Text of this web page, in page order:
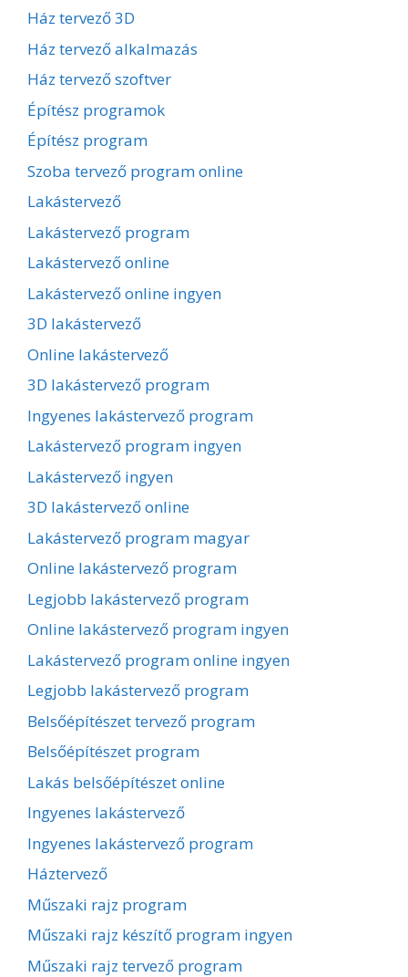
Ház tervező 3D
Ház tervező alkalmazás
Ház tervező szoftver
Építész programok
Építész program
Szoba tervező program online
Lakástervező
Lakástervező program
Lakástervező online
Lakástervező online ingyen
3D lakástervező
Online lakástervező
3D lakástervező program
Ingyenes lakástervező program
Lakástervező program ingyen
Lakástervező ingyen
3D lakástervező online
Lakástervező program magyar
Online lakástervező program
Legjobb lakástervező program
Online lakástervező program ingyen
Lakástervező program online ingyen
Legjobb lakástervező program
Belsőépítészet tervező program
Belsőépítészet program
Lakás belsőépítészet online
Ingyenes lakástervező
Ingyenes lakástervező program
Háztervező
Műszaki rajz program
Műszaki rajz készítő program ingyen
Műszaki rajz tervező program